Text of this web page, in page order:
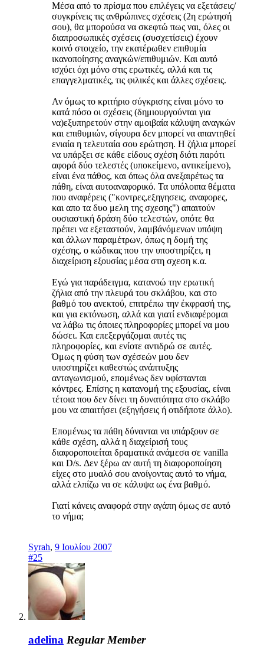
Μέσα από το πρίσμα που επιλέγεις να εξετάσεις/
συγκρίνεις τις ανθρώπινες σχέσεις (2η ερώτησή
σου), θα μπορούσα να σκεφτώ πως ναι, όλες οι
διαπροσωπικές σχέσεις (συσχετίσεις) έχουν
κοινό στοιχείο, την εκατέρωθεν επιθυμία
ικανοποίησης αναγκών/επιθυμιών. Και αυτό
ισχύει όχι μόνο στις ερωτικές, αλλά και τις
επαγγελματικές, τις φιλικές και άλλες σχέσεις.
Αν όμως το κριτήριο σύγκρισης είναι μόνο το
κατά πόσο οι σχέσεις (δημιουργούνται για
να)εξυπηρετούν στην αμοιβαία κάλυψη αναγκών
και επιθυμιών, σίγουρα δεν μπορεί να απαντηθεί
ενιαία η τελευταία σου ερώτηση. Η ζήλια μπορεί
να υπάρξει σε κάθε είδους σχέση διότι παρότι
αφορά δύο τελεστές (υποκείμενο, αντικείμενο),
είναι ένα πάθος, και όπως όλα ανεξαιρέτως τα
πάθη, είναι αυτοαναφορικό. Τα υπόλοιπα θέματα
που αναφέρεις ("κοντρες,εξηγησεις, αναφορες,
και απο τα δυο μελη της σχεσης") απαιτούν
ουσιαστική δράση δύο τελεστών, οπότε θα
πρέπει να εξεταστούν, λαμβάνόμενων υπόψη
και άλλων παραμέτρων, όπως η δομή της
σχέσης, ο κώδικας που την υποστηρίζει, η
διαχείριση εξουσίας μέσα στη σχεση κ.α.
Εγώ για παράδειγμα, κατανοώ την ερωτική
ζήλια από την πλευρά του σκλάβου, και στο
βαθμό του ανεκτού, επιτρέπω την έκφρασή της,
και για εκτόνωση, αλλά και γιατί ενδιαφέρομαι
να λάβω τις όποιες πληροφορίες μπορεί να μου
δώσει. Και επεξεργάζομαι αυτές τις
πληροφορίες, και ενίοτε αντιδρώ σε αυτές.
Όμως η φύση των σχέσεών μου δεν
υποστηρίζει καθεστώς ανάπτυξης
ανταγωνισμού, επομένως δεν υφίστανται
κόντρες. Επίσης η κατανομή της εξουσίας, είναι
τέτοια που δεν δίνει τη δυνατότητα στο σκλάβο
μου να απαιτήσει (εξηγήσεις ή οτιδήποτε άλλο).
Επομένως τα πάθη δύνανται να υπάρξουν σε
κάθε σχέση, αλλά η διαχείρισή τους
διαφοροποιείται δραματικά ανάμεσα σε vanilla
και D/s. Δεν ξέρω αν αυτή τη διαφοροποίηση
είχες στο μυαλό σου ανοίγοντας αυτό το νήμα,
αλλά ελπίζω να σε κάλυψα ως ένα βαθμό.
Γιατί κάνεις αναφορά στην αγάπη όμως σε αυτό
το νήμα;
Syrah, 9 Ιουλίου 2007
#25
adelina Regular Member